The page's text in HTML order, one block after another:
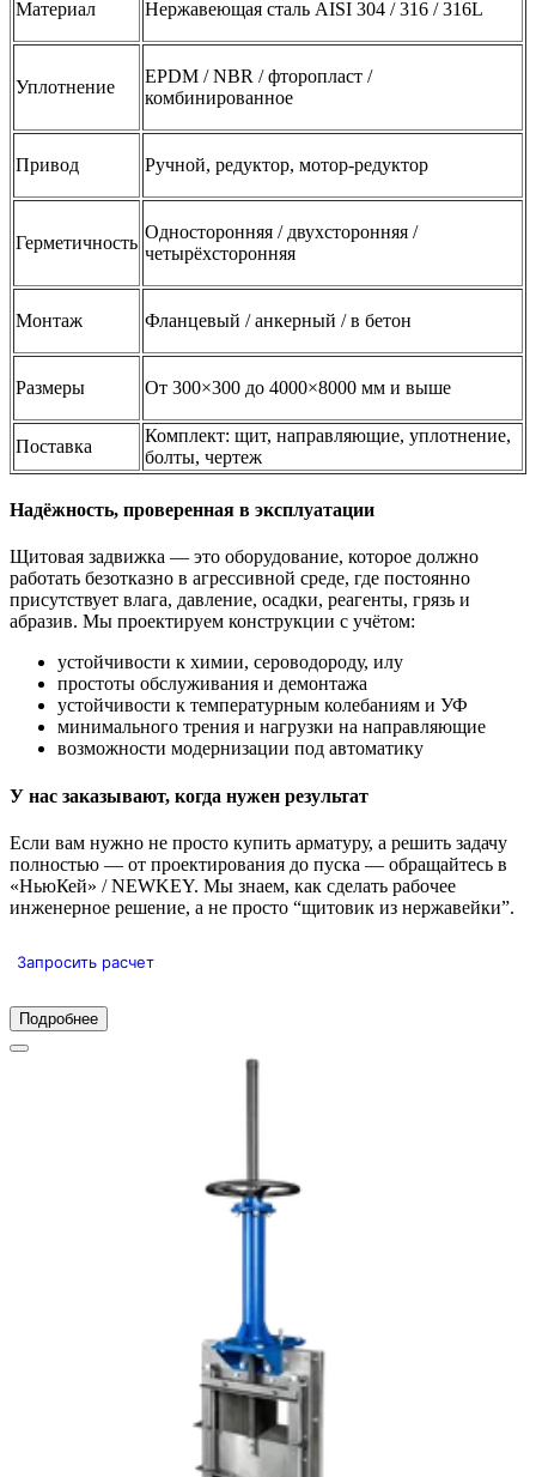
Материал Нержавеющая сталь AISI 304 / 316 / 316L
Уплотнение
EPDM / NBR / фторопласт /
комбинированное
Привод Ручной, редуктор, мотор-редуктор
Герметичность
Односторонняя / двухсторонняя /
четырёхсторонняя
Монтаж Фланцевый / анкерный / в бетон
Размеры От 300×300 до 4000×8000 мм и выше
Поставка
Комплект: щит, направляющие, уплотнение,
болты, чертеж
Надёжность, проверенная в эксплуатации
Щитовая задвижка — это оборудование, которое должно
работать безотказно в агрессивной среде, где постоянно
присутствует влага, давление, осадки, реагенты, грязь и
абразив. Мы проектируем конструкции с учётом:
устойчивости к химии, сероводороду, илу
простоты обслуживания и демонтажа
устойчивости к температурным колебаниям и УФ
минимального трения и нагрузки на направляющие
возможности модернизации под автоматику
У нас заказывают, когда нужен результат
Если вам нужно не просто купить арматуру, а решить задачу
полностью — от проектирования до пуска — обращайтесь в
«НьюКей» / NEWKEY. Мы знаем, как сделать рабочее
инженерное решение, а не просто “щитовик из нержавейки”.
Запросить расчет
Подробнее